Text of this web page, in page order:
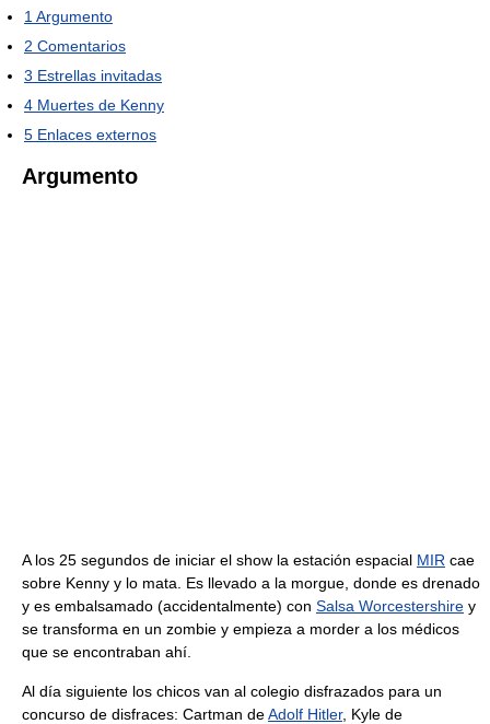
1 Argumento
2 Comentarios
3 Estrellas invitadas
4 Muertes de Kenny
5 Enlaces externos
Argumento
A los 25 segundos de iniciar el show la estación espacial MIR cae
sobre Kenny y lo mata. Es llevado a la morgue, donde es drenado
y es embalsamado (accidentalmente) con Salsa Worcestershire y
se transforma en un zombie y empieza a morder a los médicos
que se encontraban ahí.
Al día siguiente los chicos van al colegio disfrazados para un
concurso de disfraces: Cartman deAdolf Hitler, Kyle de